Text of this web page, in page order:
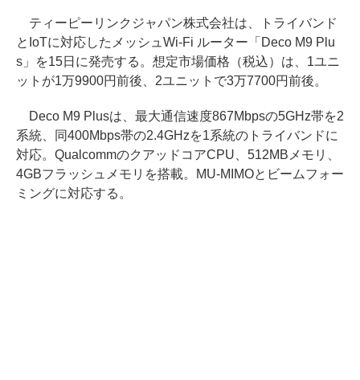
ティーピーリンクジャパン株式会社は、トライバンド
とIoTに対応したメッシュWi-Fi ルーター「Deco M9 Plu
s」を15日に発売する。想定市場価格（税込）は、1ユニ
ットが1万9900円前後、2ユニットで3万7700円前後。
Deco M9 Plusは、最大通信速度867Mbpsの5GHz帯を2
系統、同400Mbps帯の2.4GHzを1系統のトライバンドに
対応。QualcommのクアッドコアCPU、512MBメモリ、
4GBフラッシュメモリを搭載。MU-MIMOとビームフォー
ミングに対応する。